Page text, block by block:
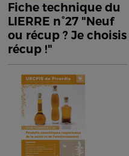
Fiche technique du
LIERRE n°27 "Neuf
ou récup ? Je choisis
récup !"